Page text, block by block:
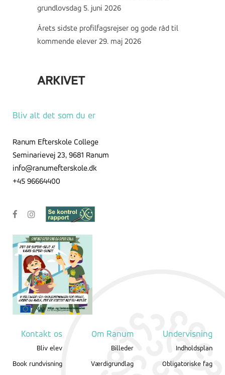
grundlovsdag 5. juni 2026
Årets sidste profilfagsrejser og gode råd til
kommende elever 29. maj 2026
ARKIVET
Bliv alt det som du er
Ranum Efterskole College
Seminarievej 23, 9681 Ranum
info@ranumefterskole.dk
+45 96664400
Kontakt os
Bliv elev
Book rundvisning
Om Ranum
Billeder
Værdigrundlag
Undervisning
Indholdsplan
Obligatoriske fag